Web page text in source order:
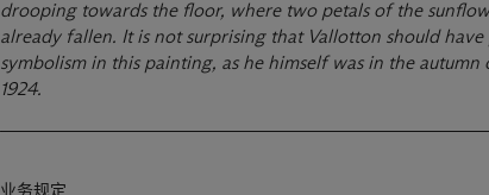
drooping towards the ﬂoor, where two petals of the sunﬂ
already fallen. It is not surprising that Vallotton should have
symbolism in this painting, as he himself was in the
1924.
业务规定